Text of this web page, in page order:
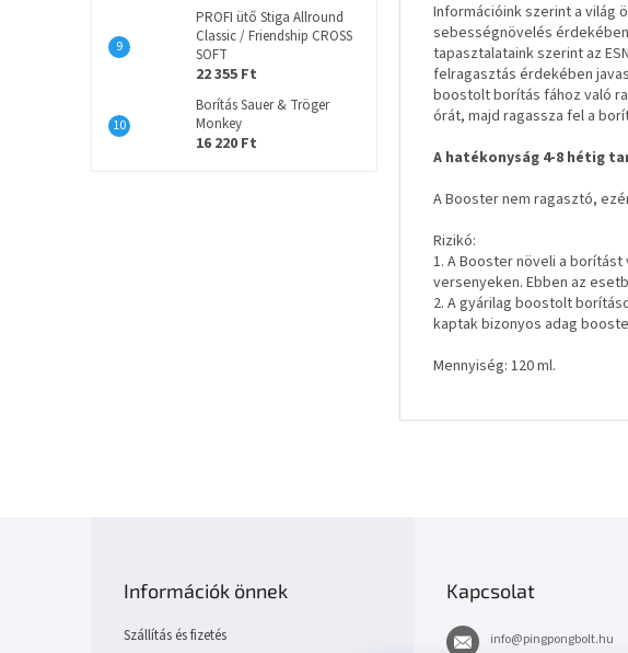
PROFI ütő Stiga Allround
Classic / Friendship CROSS
SOFT
22 355 Ft
Borítás Sauer & Tröger
Monkey
16 220 Ft
Információink szerint a világ
sebességnövelés
tapasztalataink szerint az
felragasztás érdekében
boostolt borítás fához való
órát, majd ragassza fel a
A hatékonyság 4-8 hétig
A Booster nem ragasztó,
Rizikó:
1. A Booster növeli a
versenyeken. Ebben az
2. A gyárilag boostolt
kaptak bizonyos adag
Mennyiség: 120 ml.
Információk önnek
Szállítás és fizetés
Kapcsolat
info@pingpongbolt.hu